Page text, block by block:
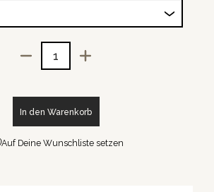
In den Warenkorb
Auf Deine Wunschliste setzen